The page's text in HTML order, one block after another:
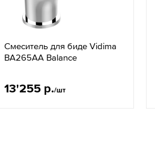
Смеситель для биде Vidima
BA265AA Balance
13'255 р./шт